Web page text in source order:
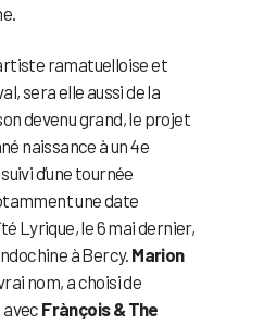
ramatuelloise et
sera elle aussi de la
devenu grand, le projet
naissance à un 4e
suivi d’une tournée
une date
Lyrique, le 6 mai dernier,
à Bercy. Marion
nom, a choisi de
Frànçois & The